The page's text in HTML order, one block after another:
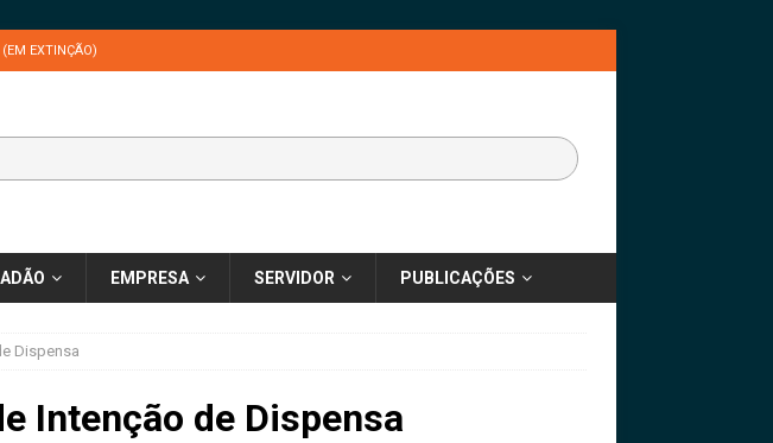
EXTINÇÃO)
EMPRESA SERVIDOR PUBLICAÇÕES
Dispensa
Intenção de Dispensa